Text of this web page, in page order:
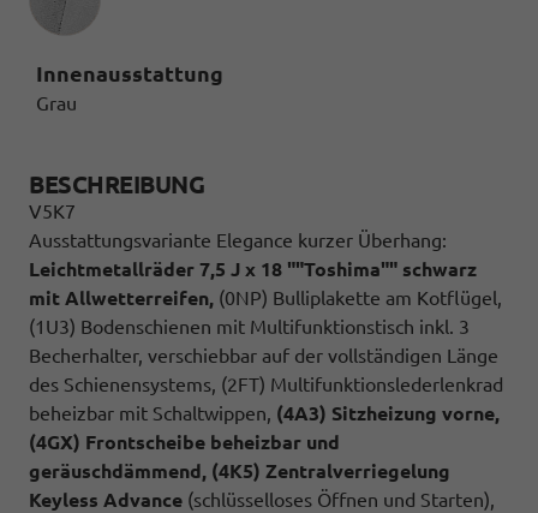
Innenausstattung
Grau
BESCHREIBUNG
V5K7
Ausstattungsvariante Elegance kurzer Überhang:
Leichtmetallräder 7,5 J x 18 ""Toshima"" schwarz
mit Allwetterreifen, (0NP) Bulliplakette am Kotflügel,
(1U3) Bodenschienen mit Multifunktionstisch inkl. 3
Becherhalter, verschiebbar auf der vollständigen Länge
des Schienensystems, (2FT) Multifunktionslederlenkrad
beheizbar mit Schaltwippen, (4A3) Sitzheizung vorne,
(4GX) Frontscheibe beheizbar und
geräuschdämmend, (4K5) Zentralverriegelung
Keyless Advance (schlüsselloses Öffnen und Starten),